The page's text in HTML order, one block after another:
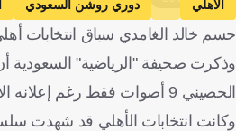
الأهلي دوري روشن السعودي
حسم خالد الغامدي سباق انتخابات
الحصيني 9 أصوات فقط رغم إعلانه الانسحاب من السباق قبل يومين.
وكانت انتخابات الأهلي قد شهدت